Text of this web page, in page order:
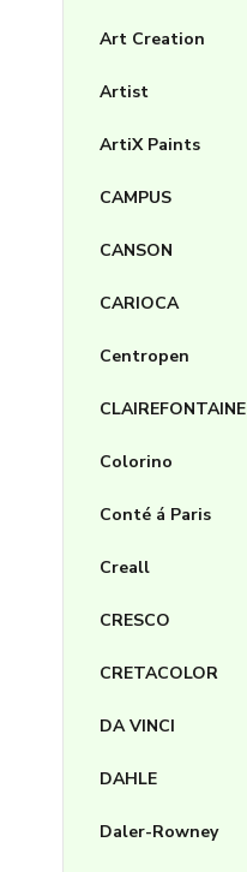
Art Creation
Artist
ArtiX Paints
CAMPUS
CANSON
CARIOCA
Centropen
CLAIREFONTAINE
Colorino
Conté á Paris
Creall
CRESCO
CRETACOLOR
DA VINCI
DAHLE
Daler-Rowney